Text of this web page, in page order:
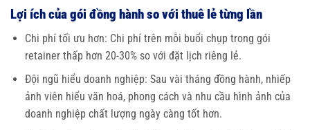
Lợi ích của gói đồng hành so với thuê lẻ từng lần
Chi phí tối ưu hơn: Chi phí trên mỗi buổi chụp trong gói
retainer thấp hơn 20-30% so với đặt lịch riêng lẻ.
Đội ngũ hiểu doanh nghiệp: Sau vài tháng đồng hành, nhiếp
ảnh viên hiểu văn hoá, phong cách và nhu cầu hình ảnh của
doanh nghiệp chất lượng ngày càng tốt hơn.